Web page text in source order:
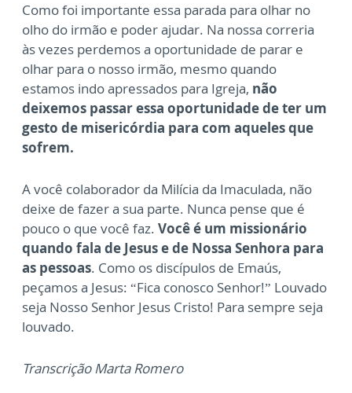
Como foi importante essa parada para olhar no
olho do irmão e poder ajudar. Na nossa correria
às vezes perdemos a oportunidade de parar e
olhar para o nosso irmão, mesmo quando
estamos indo apressados para Igreja, não
deixemos passar essa oportunidade de ter um
gesto de misericórdia para com aqueles que
sofrem.
A você colaborador da Milícia da Imaculada, não
deixe de fazer a sua parte. Nunca pense que é
pouco o que você faz. Você é um missionário
quando fala de Jesus e de Nossa Senhora para
as pessoas. Como os discípulos de Emaús,
peçamos a Jesus: “Fica conosco Senhor!” Louvado
seja Nosso Senhor Jesus Cristo! Para sempre seja
louvado.
Transcrição Marta Romero